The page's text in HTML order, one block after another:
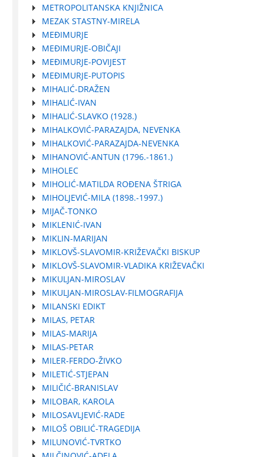
METROPOLITANSKA KNJIŽNICA
MEZAK STASTNY-MIRELA
MEĐIMURJE
MEĐIMURJE-OBIČAJI
MEĐIMURJE-POVIJEST
MEĐIMURJE-PUTOPIS
MIHALIĆ-DRAŽEN
MIHALIĆ-IVAN
MIHALIĆ-SLAVKO (1928.)
MIHALKOVIĆ-PARAZAJDA, NEVENKA
MIHALKOVIĆ-PARAZAJDA-NEVENKA
MIHANOVIĆ-ANTUN (1796.-1861.)
MIHOLEC
MIHOLIĆ-MATILDA ROĐENA ŠTRIGA
MIHOLJEVIĆ-MILA (1898.-1997.)
MIJAČ-TONKO
MIKLENIĆ-IVAN
MIKLIN-MARIJAN
MIKLOVŠ-SLAVOMIR-KRIŽEVAČKI BISKUP
MIKLOVŠ-SLAVOMIR-VLADIKA KRIŽEVAČKI
MIKULJAN-MIROSLAV
MIKULJAN-MIROSLAV-FILMOGRAFIJA
MILANSKI EDIKT
MILAS, PETAR
MILAS-MARIJA
MILAS-PETAR
MILER-FERDO-ŽIVKO
MILETIĆ-STJEPAN
MILIČIĆ-BRANISLAV
MILOBAR, KAROLA
MILOSAVLJEVIĆ-RADE
MILOŠ OBILIĆ-TRAGEDIJA
MILUNOVIĆ-TVRTKO